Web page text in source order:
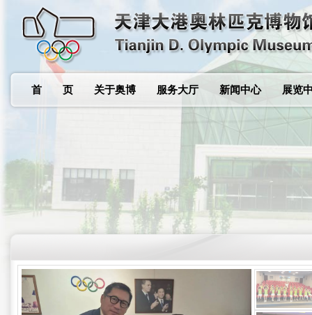
首 页 关于奥博 服务大厅 新闻中心 展览